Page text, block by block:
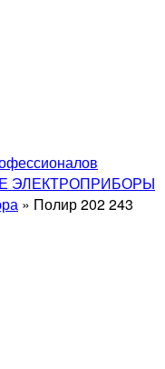
ЭЛЕКТРОПРИБОРЫ
» Полир 202 243